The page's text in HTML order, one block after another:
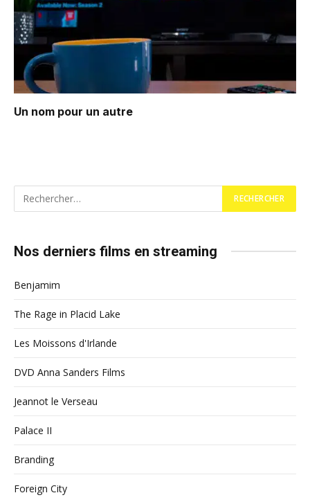
Un nom pour un autre
Nos derniers films en streaming
Benjamim
The Rage in Placid Lake
Les Moissons d'Irlande
DVD Anna Sanders Films
Jeannot le Verseau
Palace II
Branding
Foreign City